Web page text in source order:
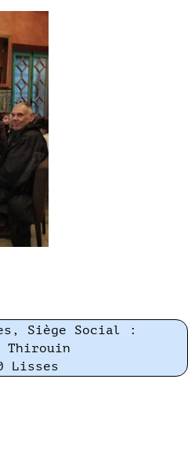
Siège Social :
Thirouin
Lisses